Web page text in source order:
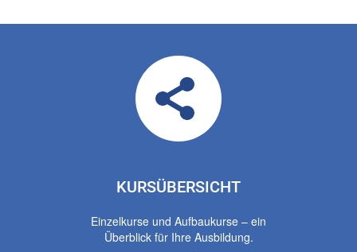
KURSÜBERSICHT
Einzelkurse und Aufbaukurse – ein
Überblick für Ihre Ausbildung.